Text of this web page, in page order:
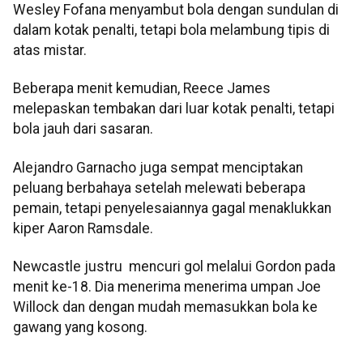
Wesley Fofana menyambut bola dengan sundulan di
dalam kotak penalti, tetapi bola melambung tipis di
atas mistar.
Beberapa menit kemudian, Reece James
melepaskan tembakan dari luar kotak penalti, tetapi
bola jauh dari sasaran.
Alejandro Garnacho juga sempat menciptakan
peluang berbahaya setelah melewati beberapa
pemain, tetapi penyelesaiannya gagal menaklukkan
kiper Aaron Ramsdale.
Newcastle justru mencuri gol melalui Gordon pada
menit ke-18. Dia menerima menerima umpan Joe
Willock dan dengan mudah memasukkan bola ke
gawang yang kosong.